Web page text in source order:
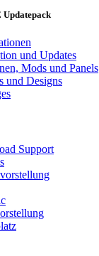
und Updates
Mods und Panels
und Designs
Support